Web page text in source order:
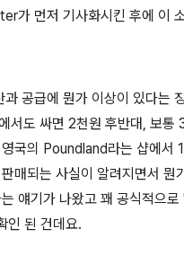
가 먼저 기사화시킨 후에 이
공급에 뭔가 이상이 있다는
서도 싸면 2천원 후반대, 보통
국의 Poundland라는 샵에서 1
매되는 사실이 알려지면서 뭔
얘기가 나왔고 꽤 공식적으로
인 된 건데요.